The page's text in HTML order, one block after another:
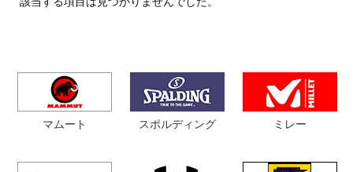
マムート スポルディング ミレー